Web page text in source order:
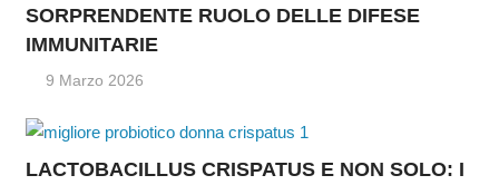
SORPRENDENTE RUOLO DELLE DIFESE
IMMUNITARIE
9 Marzo 2026
LACTOBACILLUS CRISPATUS E NON SOLO: I